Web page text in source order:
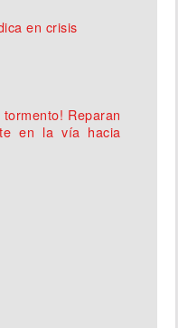
en crisis
Reparan
en la vía hacia